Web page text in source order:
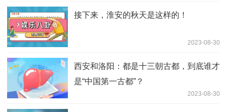
接下来，淮安的秋天是这样的！
2023-08-30
西安和洛阳：都是十三朝古都，到底谁才
是“中国第一古都”？
2023-08-30